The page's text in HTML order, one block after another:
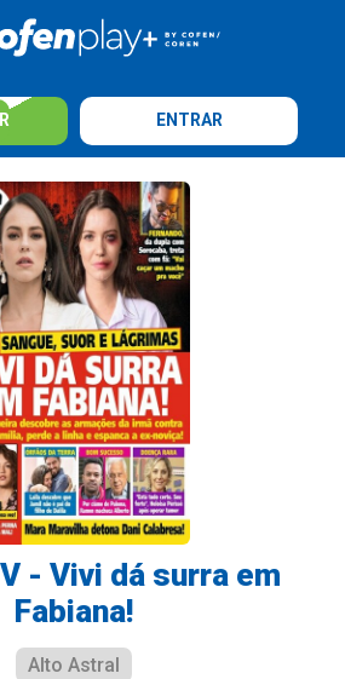
ENTRAR
- Vivi dá surra em
Fabiana!
Alto Astral